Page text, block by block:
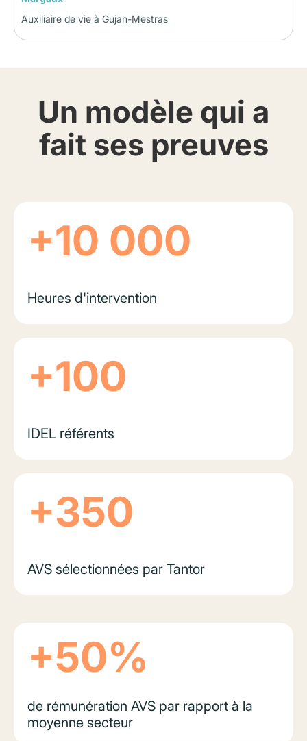
Auxiliaire de vie à Gujan-Mestras
Un modèle qui a
fait ses preuves
+10 000
Heures d'intervention
+100
IDEL référents
+350
AVS sélectionnées par Tantor
+50%
de rémunération AVS par rapport à la
moyenne secteur